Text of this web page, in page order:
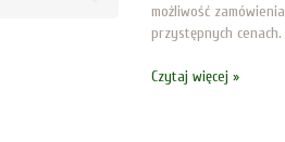
możliwość
przystępnych
Czytaj więcej »